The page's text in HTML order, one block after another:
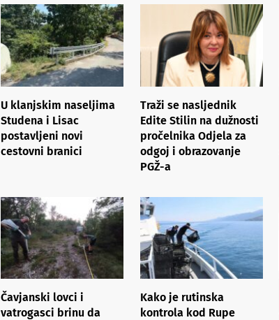
U klanjskim naseljima
Studena i Lisac
postavljeni novi
cestovni branici
Traži se nasljednik
Edite Stilin na dužnosti
pročelnika Odjela za
odgoj i obrazovanje
PGŽ-a
Čavjanski lovci i
vatrogasci brinu da
Kako je rutinska
kontrola kod Rupe